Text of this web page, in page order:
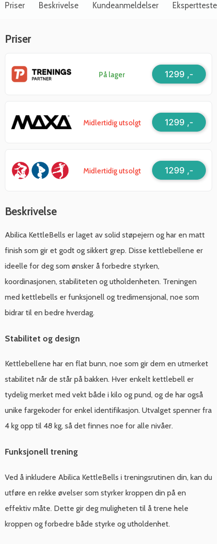
Priser Beskrivelse Kundeanmeldelser
Priser
På lager 1299 ,-
Midlertidig utsolgt 1299 ,-
Midlertidig utsolgt 1299 ,-
Beskrivelse
Abilica KettleBells er laget av solid støpejern og har en matt
finish som gir et godt og sikkert grep. Disse kettlebellene er
ideelle for deg som ønsker å forbedre styrken,
koordinasjonen, stabiliteten og utholdenheten. Treningen
med kettlebells er funksjonell og tredimensjonal, noe som
bidrar til en bedre hverdag.
Stabilitet og design
Kettlebellene har en flat bunn, noe som gir dem en utmerket
stabilitet når de står på bakken. Hver enkelt kettlebell er
tydelig merket med vekt både i kilo og pund, og de har også
unike fargekoder for enkel identifikasjon. Utvalget spenner fra
4 kg opp til 48 kg, så det finnes noe for alle nivåer.
Funksjonell trening
Ved å inkludere Abilica KettleBells i treningsrutinen din, kan du
utføre en rekke øvelser som styrker kroppen din på en
effektiv måte. Dette gir deg muligheten til å trene hele
kroppen og forbedre både styrke og utholdenhet.